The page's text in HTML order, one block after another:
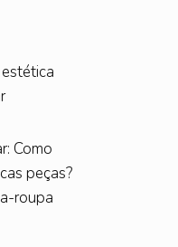
Como
peças?
roupa